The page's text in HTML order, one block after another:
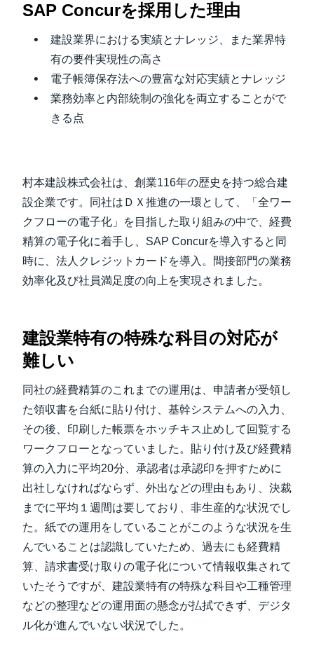
Finland (English)
Belgium (English)
España (Español)
Norway (English)
SAP Concurを採用した理由
建設業界における実績とナレッジ、また業界特
有の要件実現性の高さ
電子帳簿保存法への豊富な対応実績とナレッジ
業務効率と内部統制の強化を両立することがで
きる点
村本建設株式会社は、創業116年の歴史を持つ総合建
設企業です。同社はＤＸ推進の一環として、「全ワー
クフローの電子化」を目指した取り組みの中で、経費
精算の電子化に着手し、SAP Concurを導入すると同
時に、法人クレジットカードを導入。間接部門の業務
効率化及び社員満足度の向上を実現されました。
建設業特有の特殊な科目の対応が
難しい
同社の経費精算のこれまでの運用は、申請者が受領し
た領収書を台紙に貼り付け、基幹システムへの入力、
その後、印刷した帳票をホッチキス止めして回覧する
ワークフローとなっていました。貼り付け及び経費精
算の入力に平均20分、承認者は承認印を押すために
出社しなければならず、外出などの理由もあり、決裁
までに平均１週間は要しており、非生産的な状況でし
た。紙での運用をしていることがこのような状況を生
んでいることは認識していたため、過去にも経費精
算、請求書受け取りの電子化について情報収集されて
いたそうですが、建設業特有の特殊な科目や工種管理
などの整理などの運用面の懸念が払拭できず、デジタ
ル化が進んでいない状況でした。